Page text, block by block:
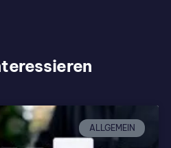
ALLGEMEIN